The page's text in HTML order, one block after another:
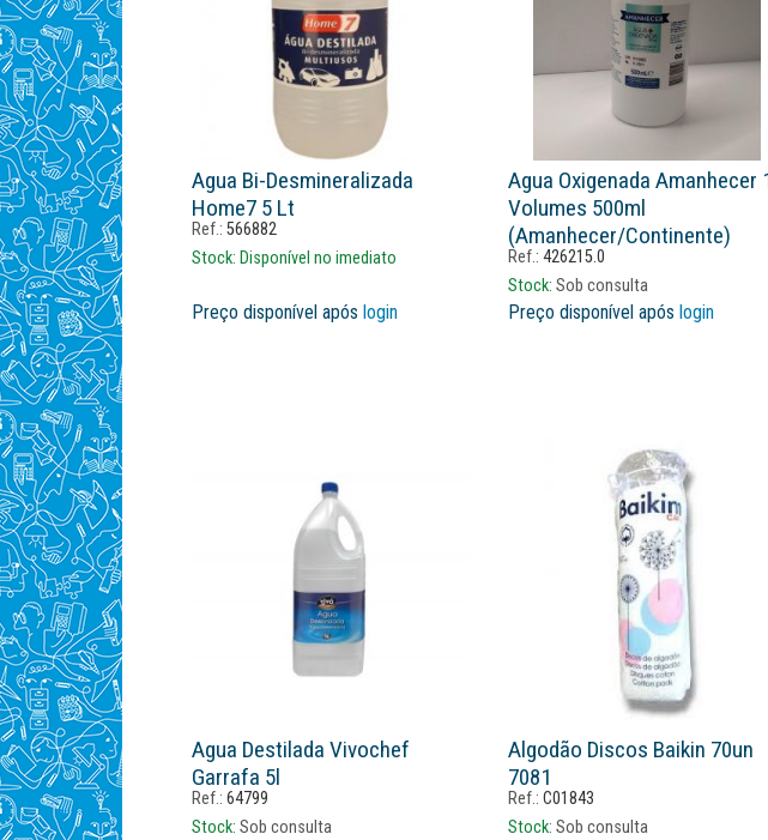
Agua Bi-Desmineralizada
Home7 5 Lt
Ref.: 566882
Stock: Disponível no imediato
Preço disponível após login
Agua Oxigenada Amanhecer
Volumes 500ml
(amanhecer/continente)
Ref.: 426215.0
Stock: Sob consulta
Preço disponível após login
Agua Destilada Vivochef
Garrafa 5l
Ref.: 64799
Stock: Sob consulta
Algodão Discos Baikin 70un
7081
Ref.: C01843
Stock: Sob consulta